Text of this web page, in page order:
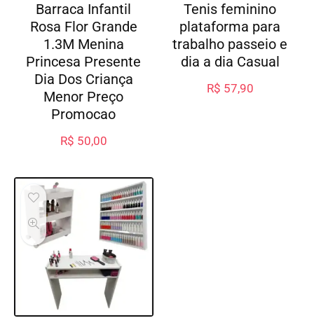
Barraca Infantil
Rosa Flor Grande
1.3M Menina
Princesa Presente
Dia Dos Criança
Menor Preço
Promocao
R$ 50,00
Tenis feminino
plataforma para
trabalho passeio e
dia a dia Casual
R$ 57,90